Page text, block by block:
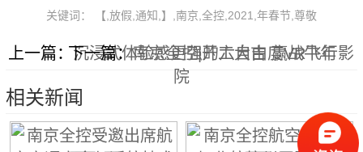
关键词： 【,放假,通知,】,南京,全控,2021,年春节,尊敬
上一篇：沉浸式体验感更强的六自由度VR飞行影
院
下一篇：南京全控|开工大吉 赢战牛年
相关新闻